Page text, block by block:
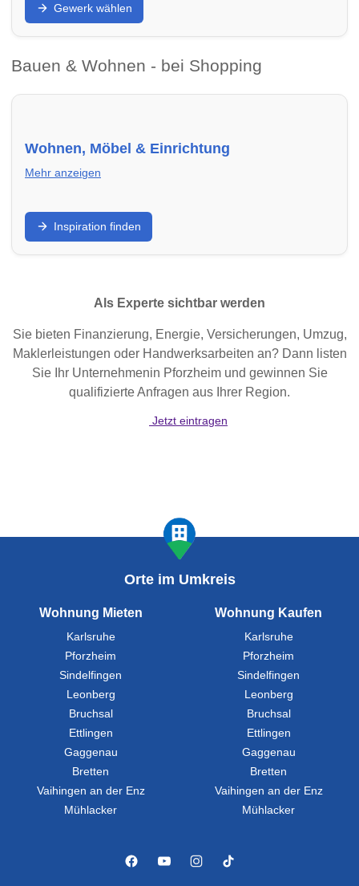
Handwerker in Pforzheim nach Gewerk – von Elektrik
über Heizung bis Dach und Fenster.
Gewerk wählen
Bauen & Wohnen - bei Shopping
Wohnen, Möbel & Einrichtung
Mehr anzeigen
Schöner wohnen: Finde Möbelhäuser,
Einrichtungsstudios und Deko-Geschäfte in Hannover
für ein gemütliches und stilvolles Zuhause.
Inspiration finden
Als Experte sichtbar werden
Sie bieten Finanzierung, Energie, Versicherungen, Umzug,
Maklerleistungen oder Handwerksarbeiten an? Dann listen
Sie Ihr Unternehmenin Pforzheim und gewinnen Sie
qualifizierte Anfragen aus Ihrer Region.
Jetzt eintragen
Orte im Umkreis
Wohnung Mieten
Karlsruhe
Pforzheim
Sindelfingen
Leonberg
Bruchsal
Ettlingen
Gaggenau
Bretten
Vaihingen an der Enz
Mühlacker
Wohnung Kaufen
Karlsruhe
Pforzheim
Sindelfingen
Leonberg
Bruchsal
Ettlingen
Gaggenau
Bretten
Vaihingen an der Enz
Mühlacker